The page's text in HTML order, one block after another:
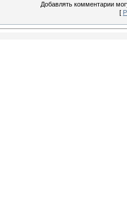
Добавлять комментарии
[